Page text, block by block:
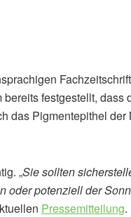
Fachzeitschrift
festgestellt,
das Pigmentepithel
„Sie sollten
oder potenziell der
Pressemitteilung.